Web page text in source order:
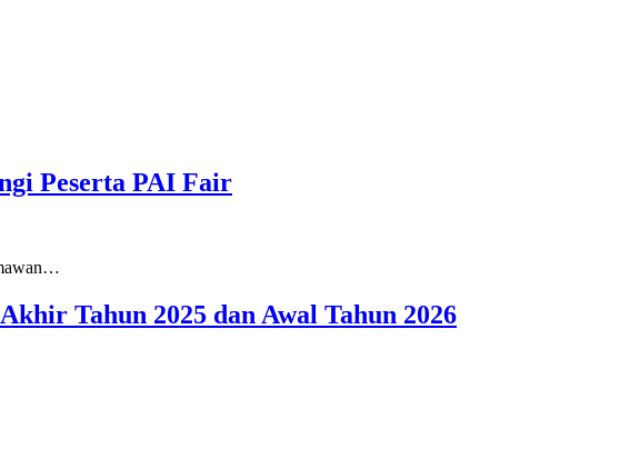
Peserta PAI Fair
Tahun 2025 dan Awal Tahun 2026